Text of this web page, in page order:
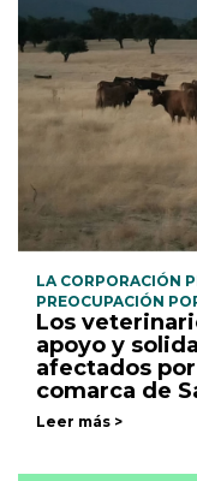
LA CORPORACIÓN
PREOCUPACIÓN
Los
apoyo y
afectados
comarca de
Leer más >